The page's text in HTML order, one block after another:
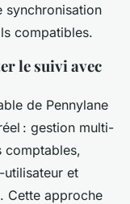
synchronisation
compatibles.
le suivi avec
de Pennylane
: gestion multi-
comptables,
utilisateur et
Cette approche